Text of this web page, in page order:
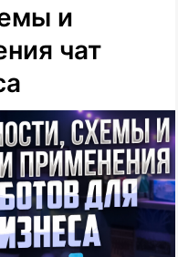
и
чат